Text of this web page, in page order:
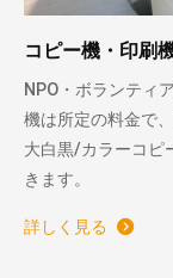
コピー機・印刷
NPO・ボランティ
機は所定の料金で
大白黒/カラーコピ
きます。
詳しく見る